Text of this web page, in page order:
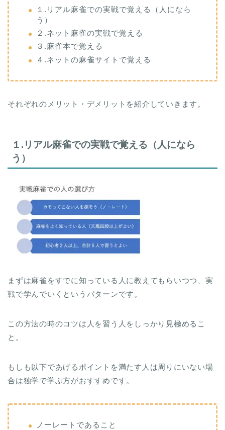
１.リアル麻雀での実戦で覚える（人になら
う）
２.ネット麻雀の実戦で覚える
３.麻雀本で覚える
４.ネットの麻雀サイトで覚える
それぞれのメリット・デメリットを紹介していきます。
１.リアル麻雀での実戦で覚える（人になら
う）
まずは麻雀をすでに知っている人に教えてもらいつつ、実
戦で学んでいくというパターンです。
この方法の時のコツは人を習う人をしっかり見極めるこ
と。
もしも以下であげるポイントを満たす人は周りにいない場
合は独学で学ぶ方がおすすめです。
ノーレートであること